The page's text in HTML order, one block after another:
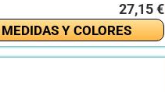
27,15 €
MEDIDAS Y COLORES